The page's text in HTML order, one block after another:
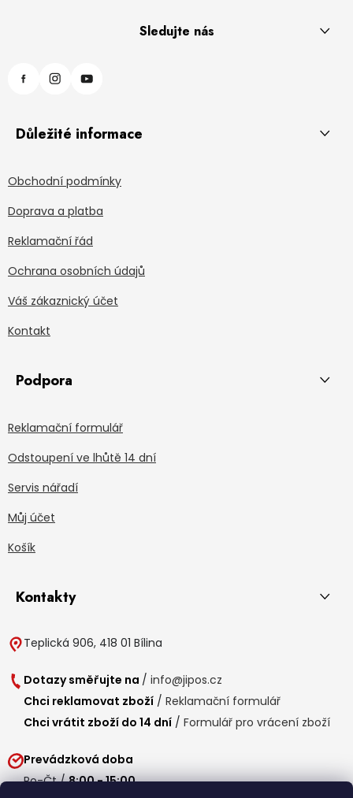
Sledujte nás
Důležité informace
Obchodní podmínky
Doprava a platba
Reklamační řád
Ochrana osobních údajů
Váš zákaznický účet
Kontakt
Podpora
Reklamační formulář
Odstoupení ve lhůtě 14 dní
Servis nářadí
Můj účet
Košík
Kontakty
Teplická 906, 418 01 Bílina
Dotazy směřujte na / info@jipos.cz
Chci reklamovat zboží / Reklamační formulář
Chci vrátit zboží do 14 dní / Formulář pro vrácení zboží
Prevádzková doba
Po-Čt /8:00 - 15:00